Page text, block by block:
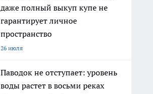
даже полный выкуп купе не
гарантирует личное
пространство
26 июля
Паводок не отступает: уровень
воды растет в восьми реках